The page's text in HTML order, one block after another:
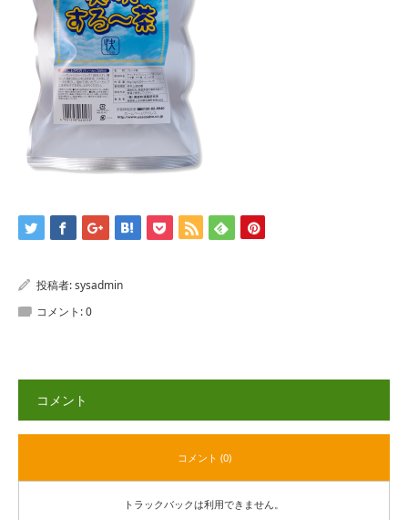
投稿者:sysadmin
コメント:0
コメント
コメント (0)
トラックバックは利用できません。